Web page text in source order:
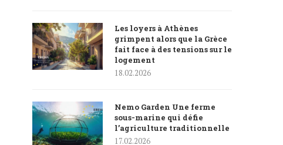
Les loyers à Athènes
grimpent alors que la Grèce
fait face à des tensions sur le
logement
18.02.2026
Nemo Garden Une ferme
sous-marine qui défie
l’agriculture traditionnelle
17.02.2026